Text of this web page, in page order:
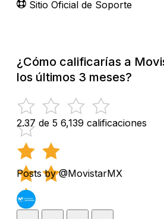
Sitio Oficial de Soporte
¿Cómo calificarías a
los últimos 3 meses?
2.37 de 5 6,139 calificaciones
Posts by @MovistarMX